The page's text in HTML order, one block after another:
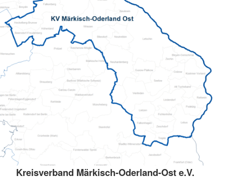
Kreisverband Märkisch-Oderland-Ost e.V.